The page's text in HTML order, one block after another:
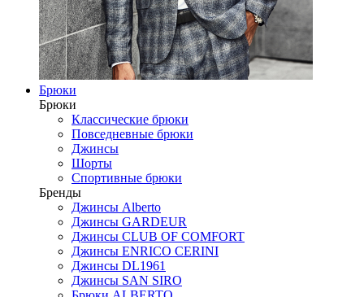
Брюки
Брюки
Классические брюки
Повседневные брюки
Джинсы
Шорты
Спортивные брюки
Бренды
Джинсы Alberto
Джинсы GARDEUR
Джинсы CLUB OF COMFORT
Джинсы ENRICO CERINI
Джинсы DL1961
Джинсы SAN SIRO